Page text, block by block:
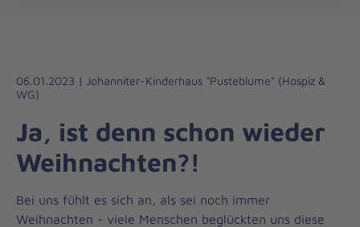
Liebe
06.01.2023 | Johanniter-Kinderhaus "Pusteblume" (Hospiz &
WG)
Ja, ist denn schon wieder
Weihnachten?!
Bei uns fühlt es sich an, als sei noch immer
Weihnachten - viele Menschen beglückten uns diese